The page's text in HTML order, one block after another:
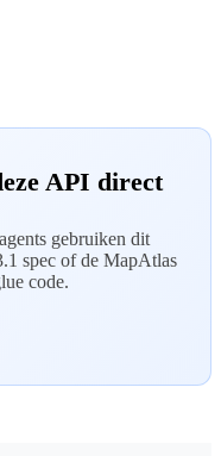
API direct
gebruiken dit
spec of de MapAtlas
code.